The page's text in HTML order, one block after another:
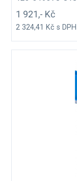
1 921,- Kč
2 324,41 Kč s DPH